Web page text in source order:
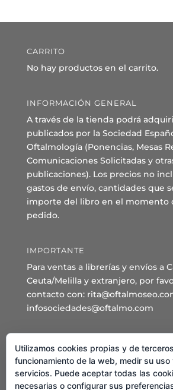
CARRITO
No hay productos en el carrito.
INFORMACIÓN GENERAL
A través de la tienda podrá
publicados por la Sociedad
Oftalmología (Ponencias, Mesas
Comunicaciones Solicitadas y
publicaciones). Los precios no
gastos de envío, cantidades que
importe del libro en el momento
pedido.
IMPORTANTE
Para ventas a librerías y envíos a
Ceuta/Melilla y extranjero, por
contacto con:
infosociedades@oftalmo.com
Sede Administrativa y Secretaría
C/ Arcipreste de Hita 14 – 1º
28015 – Madrid
Teléfono: 91 544 80 35 - 91 544 58
Utilizamos cookies propias y de
funcionamiento de la web, medir su uso
servicios. Puede aceptar todas las
necesarias o configurar sus